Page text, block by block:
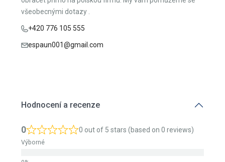
všeobecnými dotazy .
+420 776 105 555
espaun001@gmail.com
Hodnocení a recenze
0 0 out of 5 stars (based on 0 reviews)
Výborné